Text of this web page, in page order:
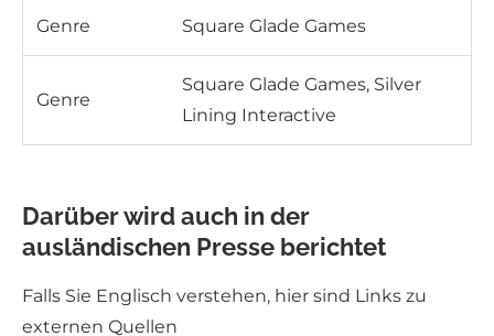
Genre Square Glade Games
Genre
Square Glade Games, Silver
Lining Interactive
Darüber wird auch in der
ausländischen Presse berichtet
Falls Sie Englisch verstehen, hier sind Links zu
externen Quellen